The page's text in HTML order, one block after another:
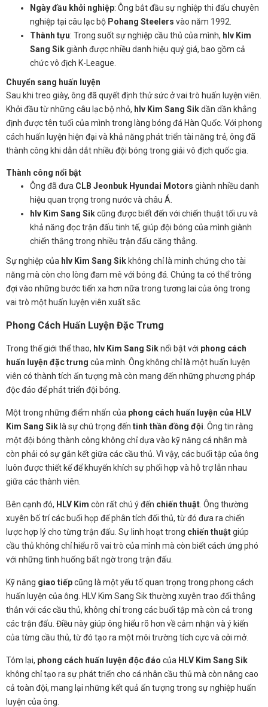
Ngày đầu khởi nghiệp: Ông bắt đầu sự nghiệp thi đấu chuyên
nghiệp tại câu lạc bộ Pohang Steelers vào năm 1992.
Thành tựu: Trong suốt sự nghiệp cầu thủ của mình, hlv Kim
Sang Sikgiành được nhiều danh hiệu quý giá, bao gồm cả
chức vô địch K-League.
Chuyển sang huấn luyện
Sau khi treo giày, ông đã quyết định thử sức ở vai trò huấn luyện viên.
Khởi đầu từ những câu lạc bộ nhỏ, hlv Kim Sang Sikdần dần khẳng
định được tên tuổi của mình trong làng bóng đá Hàn Quốc. Với phong
cách huấn luyện hiện đại và khả năng phát triển tài năng trẻ, ông đã
thành công khi dẫn dắt nhiều đội bóng trong giải vô địch quốc gia.
Thành công nổi bật
Ông đã đưa CLB Jeonbuk Hyundai Motors giành nhiều danh
hiệu quan trọng trong nước và châu Á.
hlv Kim Sang Sikcũng được biết đến với chiến thuật tối ưu và
khả năng đọc trận đấu tinh tế, giúp đội bóng của mình giành
chiến thắng trong nhiều trận đấu căng thẳng.
Sự nghiệp của hlv Kim Sang Sik không chỉ là minh chứng cho tài
năng mà còn cho lòng đam mê với bóng đá. Chúng ta có thể trông
đợi vào những bước tiến xa hơn nữa trong tương lai của ông trong
vai trò một huấn luyện viên xuất sắc.
Phong Cách Huấn Luyện Đặc Trưng
Trong thế giới thể thao, hlv Kim Sang Siknổi bật với phong cách
huấn luyện đặc trưng của mình. Ông không chỉ là một huấn luyện
viên có thành tích ấn tượng mà còn mang đến những phương pháp
độc đáo để phát triển đội bóng.
Một trong những điểm nhấn của phong cách huấn luyện của HLV
Kim Sang Sik là sự chú trọng đến tinh thần đồng đội . Ông tin rằng
một đội bóng thành công không chỉ dựa vào kỹ năng cá nhân mà
còn phải có sự gắn kết giữa các cầu thủ. Vì vậy, các buổi tập của ông
luôn được thiết kế để khuyến khích sự phối hợp và hỗ trợ lẫn nhau
giữa các thành viên.
Bên cạnh đó, HLV Kim còn rất chú ý đến chiến thuật . Ông thường
xuyên bố trí các buổi họp để phân tích đối thủ, từ đó đưa ra chiến
lược hợp lý cho từng trận đấu. Sự linh hoạt trong chiến thuậtgiúp
cầu thủ không chỉ hiểu rõ vai trò của mình mà còn biết cách ứng phó
với những tình huống bất ngờ trong trận đấu.
Kỹ năng giao tiếpcũng là một yếu tố quan trọng trong phong cách
huấn luyện của ông. HLV Kim Sang Sik thường xuyên trao đổi thẳng
thắn với các cầu thủ, không chỉ trong các buổi tập mà còn cả trong
các trận đấu. Điều này giúp ông hiểu rõ hơn về cảm nhận và ý kiến
của từng cầu thủ, từ đó tạo ra một môi trường tích cực và cởi mở.
Tóm lại, phong cách huấn luyện độc đáo của HLV Kim Sang Sik
không chỉ tạo ra sự phát triển cho cá nhân cầu thủ mà còn nâng cao
cả toàn đội, mang lại những kết quả ấn tượng trong sự nghiệp huấn
luyện của ông.